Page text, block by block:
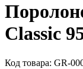
Classic
Код товара: GR-